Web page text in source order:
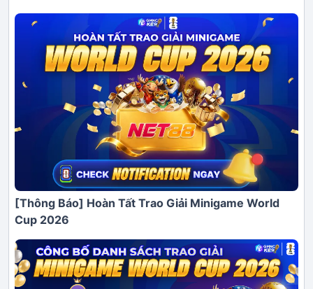
[Thông Báo] Hoàn Tất Trao Giải Minigame World
Cup 2026